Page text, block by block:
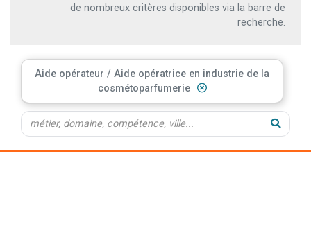
de nombreux critères disponibles via la barre de
recherche.
Aide opérateur / Aide opératrice en industrie de la
cosmétoparfumerie